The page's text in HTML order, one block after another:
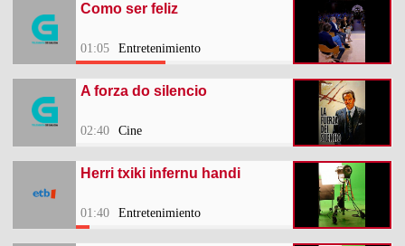
Como ser feliz
01:05 Entretenimiento
A forza do silencio
02:40 Cine
Herri txiki infernu handi
01:40 Entretenimiento